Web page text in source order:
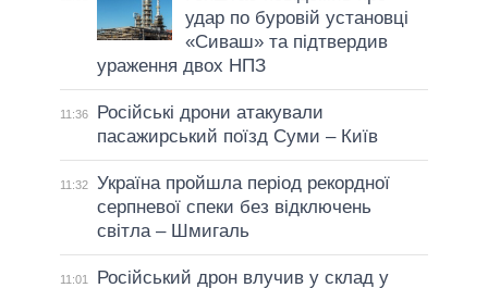
удар по буровій установці
«Сиваш» та підтвердив
ураження двох НПЗ
11:36
Російські дрони атакували
пасажирський поїзд Суми – Київ
11:32
Україна пройшла період рекордної
серпневої спеки без відключень
світла – Шмигаль
11:01
Російський дрон влучив у склад у